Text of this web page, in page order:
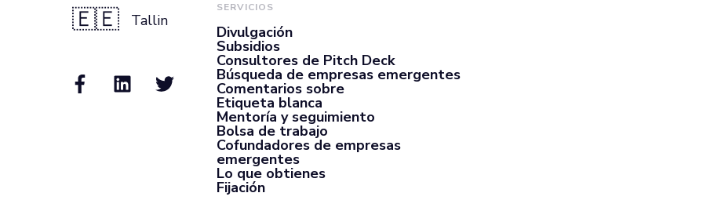
🇪🇪 Tallin
SERVICIOS
Divulgación
Subsidios
Consultores de Pitch Deck
Búsqueda de empresas emergentes
Comentarios sobre
Etiqueta blanca
Mentoría y seguimiento
Bolsa de trabajo
Cofundadores de empresas
emergentes
Lo que obtienes
Fijación